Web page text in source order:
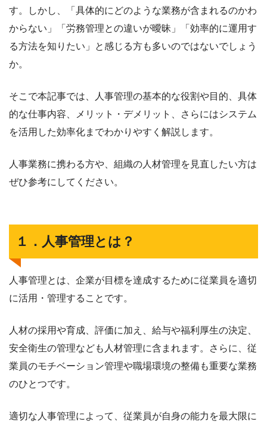
す。しかし、「具体的にどのような業務が含まれるのかわ
からない」「労務管理との違いが曖昧」「効率的に運用す
る方法を知りたい」と感じる方も多いのではないでしょう
か。
そこで本記事では、人事管理の基本的な役割や目的、具体
的な仕事内容、メリット・デメリット、さらにはシステム
を活用した効率化までわかりやすく解説します。
人事業務に携わる方や、組織の人材管理を見直したい方は
ぜひ参考にしてください。
１．人事管理とは？
人事管理とは、企業が目標を達成するために従業員を適切
に活用・管理することです。
人材の採用や育成、評価に加え、給与や福利厚生の決定、
安全衛生の管理なども人材管理に含まれます。さらに、従
業員のモチベーション管理や職場環境の整備も重要な業務
のひとつです。
適切な人事管理によって、従業員が自身の能力を最大限に